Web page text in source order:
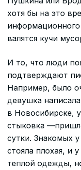
хотя бы на это
валятся кучи
И то, что люди
подтверждают
Например, было
девушка
в Новосибирске,
стыковка
сутки. Знакомых
стояла плохая, и
теплой одежды,